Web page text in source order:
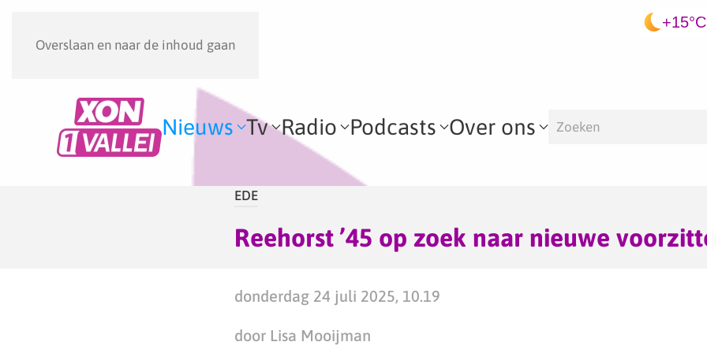
Overslaan en naar de inhoud gaan
+15°C
Nieuws Tv Radio Podcasts Over ons
EDE
Reehorst ’45 op zoek naar nieuwe
donderdag 24 juli 2025, 10.19
door Lisa Mooijman